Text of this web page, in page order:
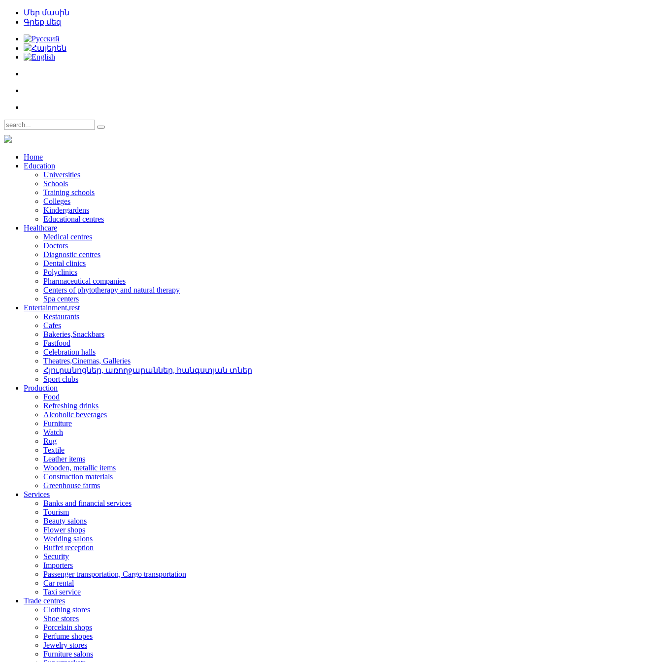
Մեր մասին
Գրեք մեզ
Home
Education
Universities
Schools
Training schools
Colleges
Kindergardens
Educational centres
Healthcare
Medical centres
Doctors
Diagnostic centres
Dental clinics
Polyclinics
Pharmaceutical companies
Centers of phytotherapy and natural therapy
Spa centers
Entertainment,rest
Restaurants
Cafes
Bakeries,Snackbars
Fastfood
Celebration halls
Theatres,Cinemas, Galleries
Հյուրանոցներ, առողջար­աններ, հանգստյան տներ
Sport clubs
Production
Food
Refreshing drinks
Alcoholic beverages
Furniture
Watch
Rug
Textile
Leather items
Wooden, metallic items
Construction materials
Greenhouse farms
Services
Banks and financial services
Tourism
Beauty salons
Flower shops
Wedding salons
Buffet reception
Security
Importers
Passenger transportation, Cargo transportation
Car rental
Taxi service
Trade centres
Clothing stores
Shoe stores
Porcelain shops
Perfume shopes
Jewelry stores
Furniture salons